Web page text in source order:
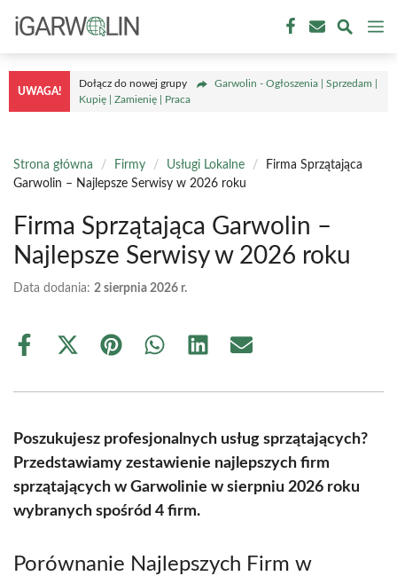
treści
UWAGA!
Dołącz do nowej grupy
Garwolin - Ogłoszenia | Sprzedam |
Kupię | Zamienię | Praca
Strona główna / Firmy / Usługi Lokalne /
Firma Sprzątająca
Garwolin – Najlepsze Serwisy w 2026 roku
Firma Sprzątająca Garwolin –
Najlepsze Serwisy w 2026 roku
Data dodania: 2 sierpnia 2026 r.
Share
Share
(Twitter)
Share Share Share Share
Poszukujesz profesjonalnych usług sprzątających?
Przedstawiamy zestawienie najlepszych firm
sprzątających w Garwolinie w sierpniu 2026 roku
wybranych spośród 4 firm.
Porównanie Najlepszych Firm w